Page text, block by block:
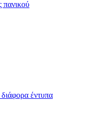
πανικού
έντυπα